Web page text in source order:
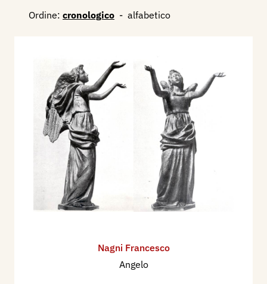
Ordine: cronologico - alfabetico
Nagni Francesco
Angelo